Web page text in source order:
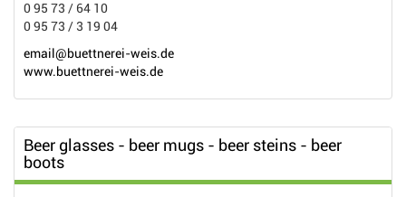
0 95 73 / 64 10
0 95 73 / 3 19 04
email@buettnerei-weis.de
www.buettnerei-weis.de
Beer glasses - beer mugs - beer steins - beer
boots